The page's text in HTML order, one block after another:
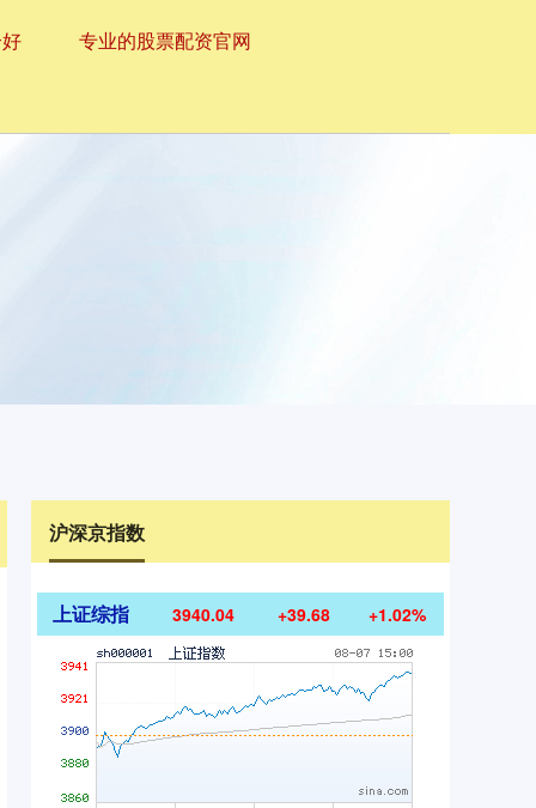
专业的股票配资官网
沪深京指数
上证综指 3940.04 +39.68 +1.02%